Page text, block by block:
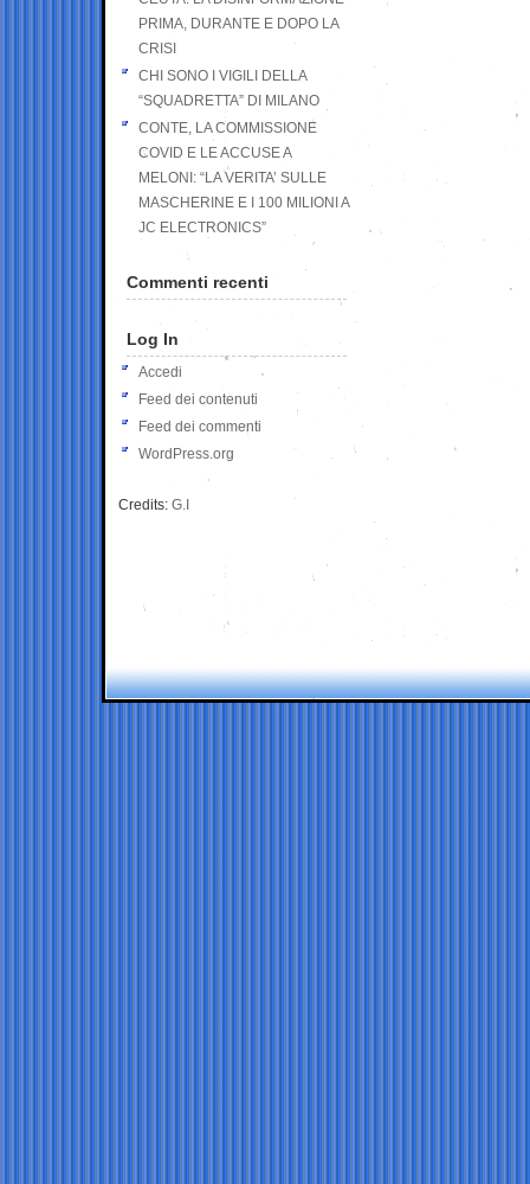
PRIMA, DURANTE E DOPO LA
CRISI
CHI SONO I VIGILI DELLA
“SQUADRETTA” DI MILANO
CONTE, LA COMMISSIONE
COVID E LE ACCUSE A
MELONI: “LA VERITA’ SULLE
MASCHERINE E I 100 MILIONI A
JC ELECTRONICS”
Commenti recenti
Log In
Accedi
Feed dei contenuti
Feed dei commenti
WordPress.org
Credits: G.I